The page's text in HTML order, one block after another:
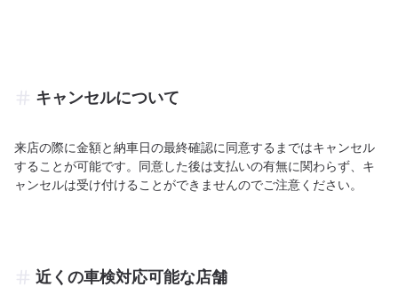
キャンセルについて
来店の際に金額と納車日の最終確認に同意するまではキャンセル
することが可能です。同意した後は支払いの有無に関わらず、キ
ャンセルは受け付けることができませんのでご注意ください。
近くの車検対応可能な店舗